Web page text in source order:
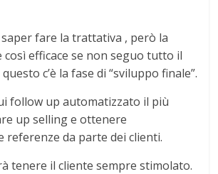
fare la trattativa , però la
efficace se non seguo tutto il
c’è la fase di “sviluppo finale”.
follow up automatizzato il più
up selling e ottenere
referenze da parte dei clienti.
tenere il cliente sempre stimolato.